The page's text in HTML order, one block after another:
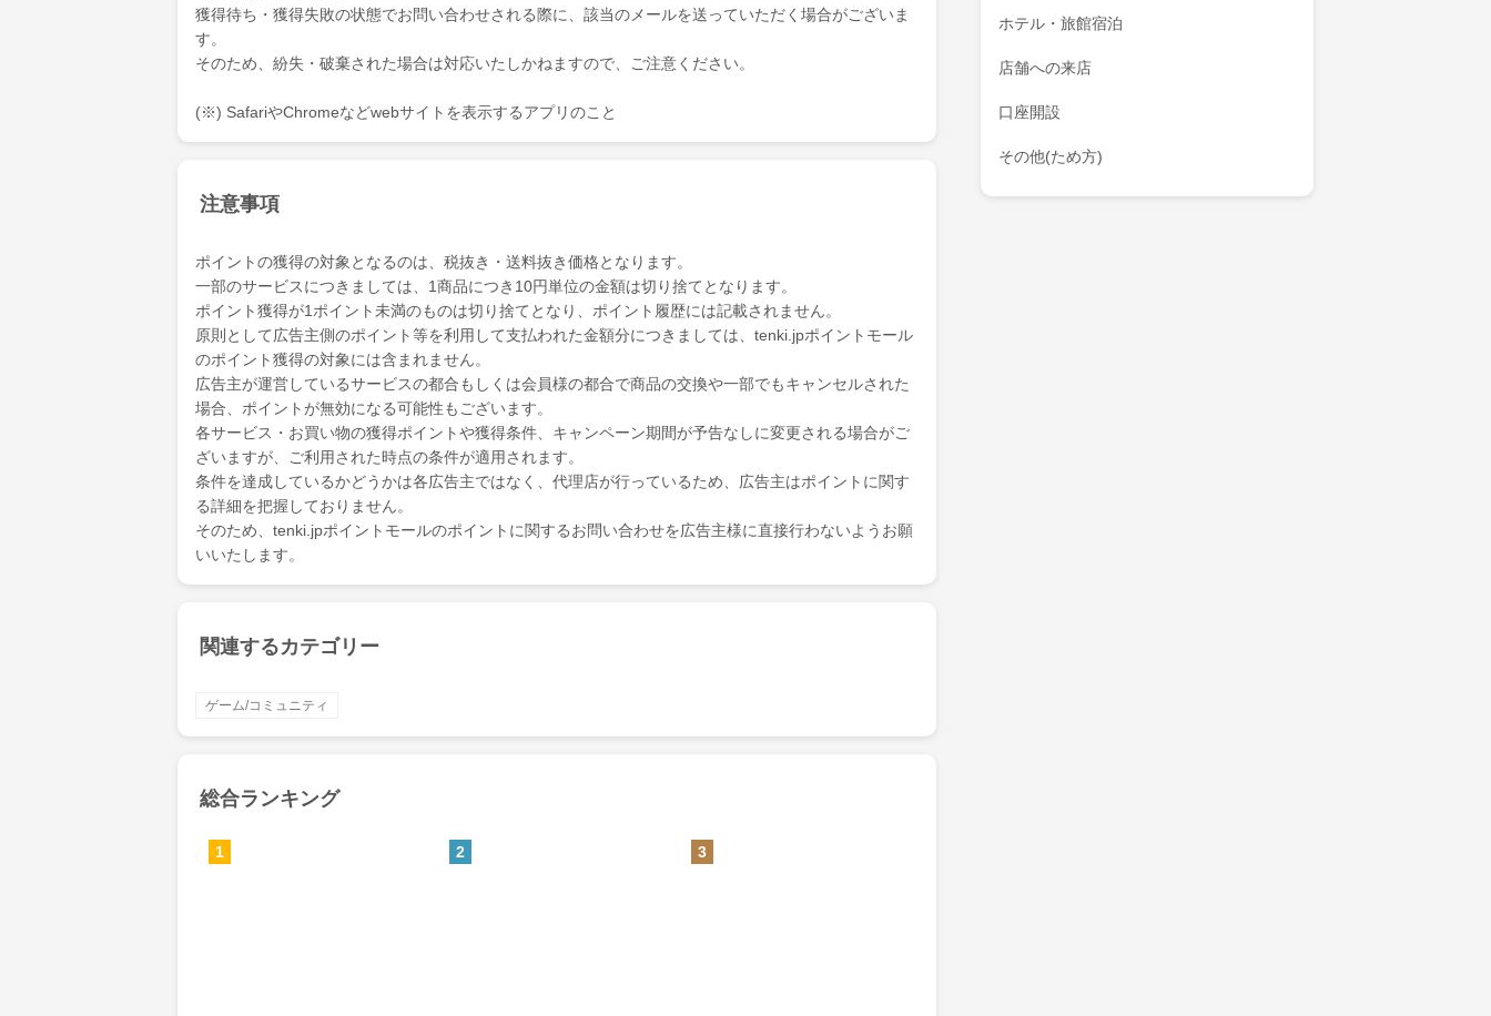
獲得待ち・獲得失敗の状態でお問い合わせされる際に、該当のメールを送っていただく場合がございま
す。
そのため、紛失・破棄された場合は対応いたしかねますので、ご注意ください。
(※) SafariやChromeなどwebサイトを表示するアプリのこと
注意事項
ポイントの獲得の対象となるのは、税抜き・送料抜き価格となります。
一部のサービスにつきましては、1商品につき10円単位の金額は切り捨てとなります。
ポイント獲得が1ポイント未満のものは切り捨てとなり、ポイント履歴には記載されません。
原則として広告主側のポイント等を利用して支払われた金額分につきましては、tenki.jpポイントモール
のポイント獲得の対象には含まれません。
広告主が運営しているサービスの都合もしくは会員様の都合で商品の交換や一部でもキャンセルされた
場合、ポイントが無効になる可能性もございます。
各サービス・お買い物の獲得ポイントや獲得条件、キャンペーン期間が予告なしに変更される場合がご
ざいますが、ご利用された時点の条件が適用されます。
条件を達成しているかどうかは各広告主ではなく、代理店が行っているため、広告主はポイントに関す
る詳細を把握しておりません。
そのため、tenki.jpポイントモールのポイントに関するお問い合わせを広告主様に直接行わないようお願
いいたします。
関連するカテゴリー
ゲーム/コミュニティ
総合ランキング
1 2 3
ホテル・旅館宿泊
店舗への来店
口座開設
その他(ため方)